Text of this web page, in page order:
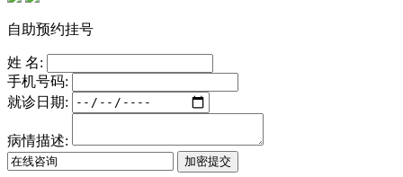
自助预约挂号
姓 名:
手机号码:
就诊日期:
病情描述: